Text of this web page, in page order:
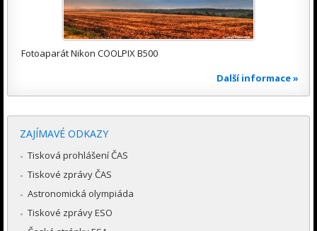
Fotoaparát Nikon COOLPIX B500
Další informace »
ZAJÍMAVÉ ODKAZY
Tisková prohlášení ČAS
Tiskové zprávy ČAS
Astronomická olympiáda
Tiskové zprávy ESO